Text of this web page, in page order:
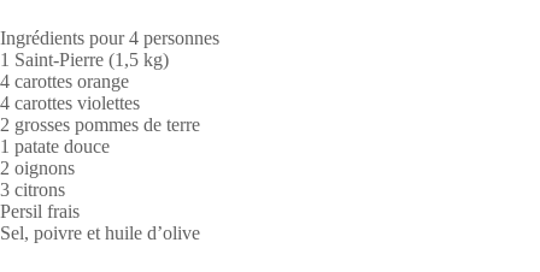
Ingrédients pour 4 personnes
1 Saint-Pierre (1,5 kg)
4 carottes orange
4 carottes violettes
2 grosses pommes de terre
1 patate douce
2 oignons
3 citrons
Persil frais
Sel, poivre et huile d’olive